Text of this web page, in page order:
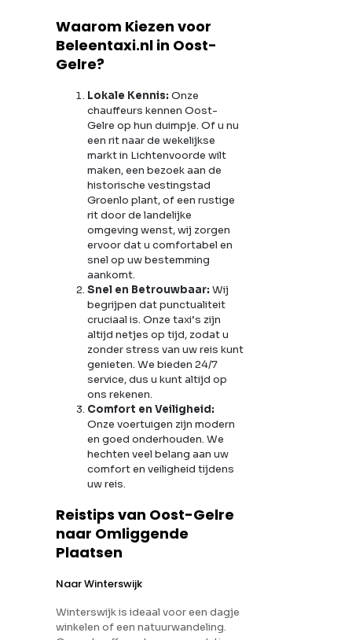
Waarom Kiezen voor
Beleentaxi.nl in Oost-
Gelre?
Lokale Kennis: Onze
chauffeurs kennen Oost-
Gelre op hun duimpje. Of u nu
een rit naar de wekelijkse
markt in Lichtenvoorde wilt
maken, een bezoek aan de
historische vestingstad
Groenlo plant, of een rustige
rit door de landelijke
omgeving wenst, wij zorgen
ervoor dat u comfortabel en
snel op uw bestemming
aankomt.
Snel en Betrouwbaar: Wij
begrijpen dat punctualiteit
cruciaal is. Onze taxi’s zijn
altijd netjes op tijd, zodat u
zonder stress van uw reis kunt
genieten. We bieden 24/7
service, dus u kunt altijd op
ons rekenen.
Comfort en Veiligheid:
Onze voertuigen zijn modern
en goed onderhouden. We
hechten veel belang aan uw
comfort en veiligheid tijdens
uw reis.
Reistips van Oost-Gelre
naar Omliggende
Plaatsen
Naar Winterswijk
Winterswijk is ideaal voor een dagje
winkelen of een natuurwandeling.